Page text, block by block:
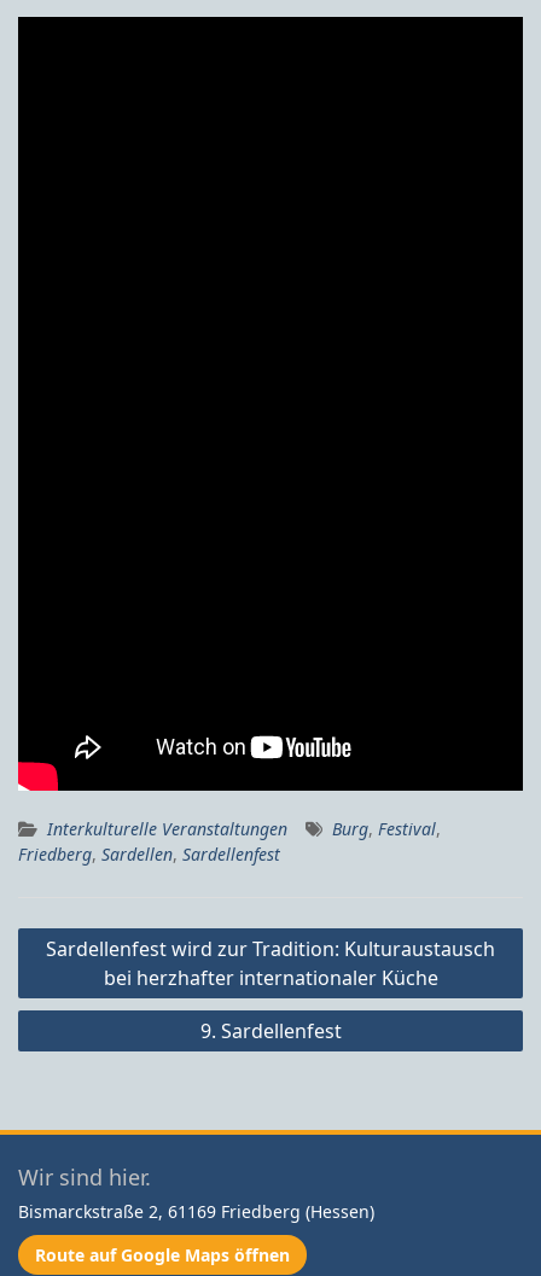
Interkulturelle Veranstaltungen Burg, Festival,
Friedberg, Sardellen, Sardellenfest
Beitragsnavigation
Sardellenfest wird zur Tradition: Kulturaustausch
bei herzhafter internationaler Küche
9. Sardellenfest
Wir sind hier.
Bismarckstraße 2, 61169 Friedberg (Hessen)
Route auf Google Maps öffnen